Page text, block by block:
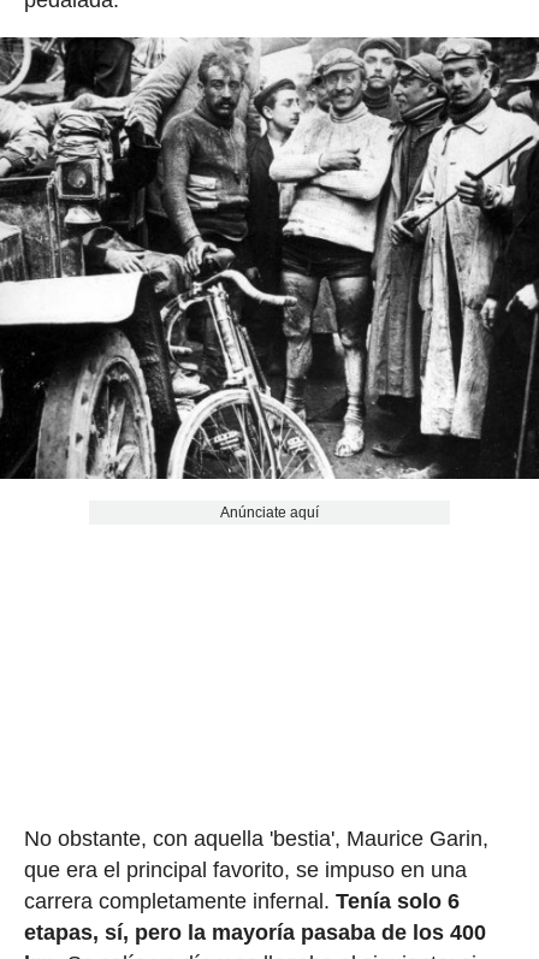
Anúnciate aquí
No obstante, con aquella 'bestia', Maurice Garin,
que era el principal favorito, se impuso en una
carrera completamente infernal. Tenía solo 6
etapas, sí, pero la mayoría pasaba de los 400